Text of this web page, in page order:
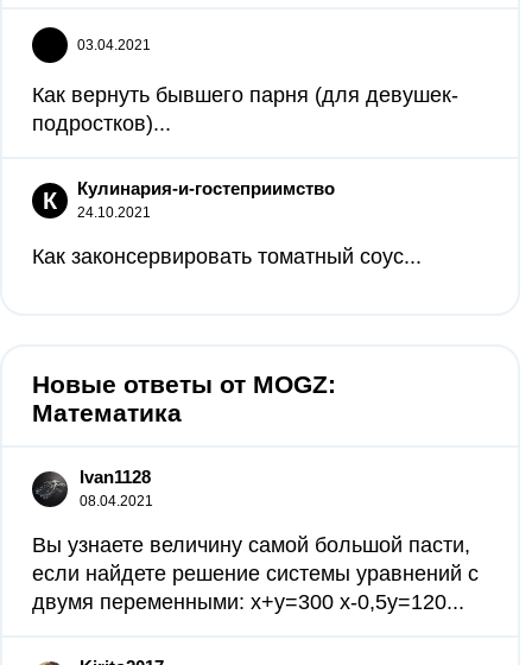
03.04.2021
Как вернуть бывшего парня (для девушек-
подростков)...
К Кулинария-и-гостеприимство
24.10.2021
Как законсервировать томатный соус...
Новые ответы от MOGZ:
Математика
Ivan1128
08.04.2021
Вы узнаете величину самой большой пасти,
если найдете решение системы уравнений с
двумя переменными: x+y=300 x-0,5y=120...